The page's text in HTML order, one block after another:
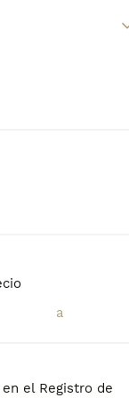
el Registro de
el mundo.
raza de perro.